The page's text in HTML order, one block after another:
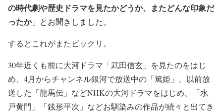
の時代劇や歴史ドラマを見たかどうか、またどんな印象だ
ったか」とお聞きしました。
するとこれがまたビックリ。
30年近くも前に大河ドラマ「武田信玄」を見たのをはじ
め、4月からチャンネル銀河で放送中の「篤姫」、以前放
送した「龍馬伝」などNHKの大河ドラマをはじめ、「水
戸黄門」「銭形平次」などお馴染みの作品が続々と出てき